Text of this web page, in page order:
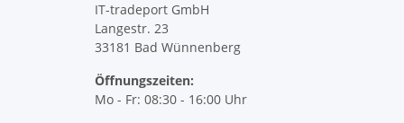
IT-tradeport GmbH
Langestr. 23
33181 Bad Wünnenberg
Öffnungszeiten:
Mo - Fr: 08:30 - 16:00 Uhr